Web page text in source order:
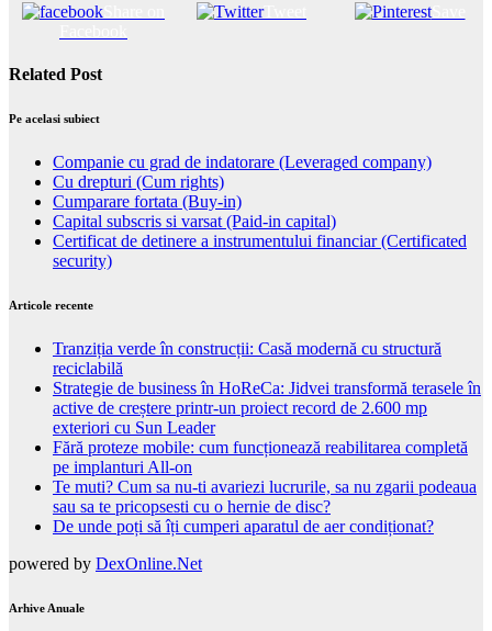
Tweet Save
Related Post
Pe acelasi subiect
Companie cu grad de indatorare (Leveraged company)
Cu drepturi (Cum rights)
Cumparare fortata (Buy-in)
Capital subscris si varsat (Paid-in capital)
Certificat de detinere a instrumentului financiar (Certificated
security)
Articole recente
Tranziția verde în construcții: Casă modernă cu structură
reciclabilă
Strategie de business în HoReCa: Jidvei transformă terasele în
active de creștere printr-un proiect record de 2.600 mp
exteriori cu Sun Leader
Fără proteze mobile: cum funcționează reabilitarea completă
pe implanturi All-on
Te muti? Cum sa nu-ti avariezi lucrurile, sa nu zgarii podeaua
sau sa te pricopsesti cu o hernie de disc?
De unde poți să îți cumperi aparatul de aer condiționat?
powered by DexOnline.Net
Arhive Anuale